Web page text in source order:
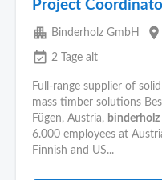
Project
apartment Binderholz GmbH place
event_available 2 Tage alt
Full-range supplier of
mass timber solutions
Fügen, Austria, binderholz
6.000 employees at
Finnish and US...